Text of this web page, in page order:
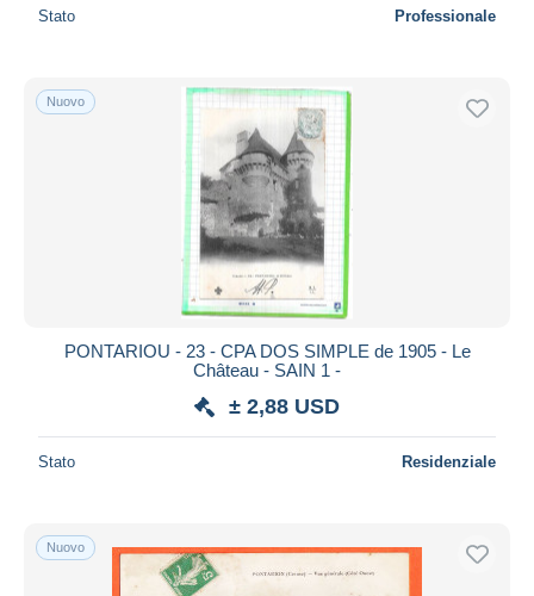
Stato Professionale
Nuovo
PONTARIOU - 23 - CPA DOS SIMPLE de 1905 - Le
Château - SAIN 1 -
± 2,88 USD
Stato Residenziale
Nuovo